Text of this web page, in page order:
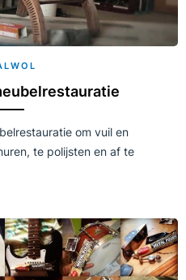
om vuil en
te polijsten en af te